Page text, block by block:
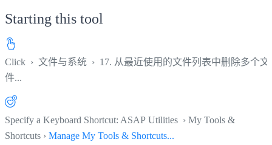
Starting this tool
Click › 文件与系统 › 17. 从最近使用的文件列表中删除多个文
件...
Specify a Keyboard Shortcut: ASAP Utilities › My Tools &
Shortcuts › Manage My Tools & Shortcuts...